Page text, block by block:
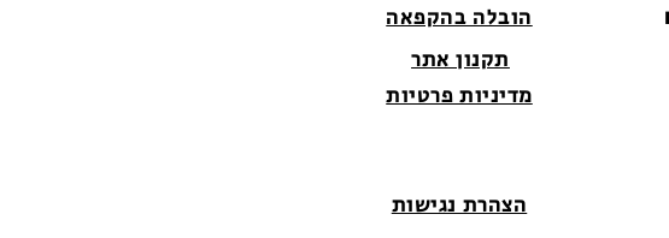
הובלה בהקפאה
תקנון אתר
מדיניות פרטיות
הצהרת נגישות